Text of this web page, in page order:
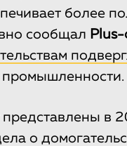
более
сообщал Рlus-
представлены в
о